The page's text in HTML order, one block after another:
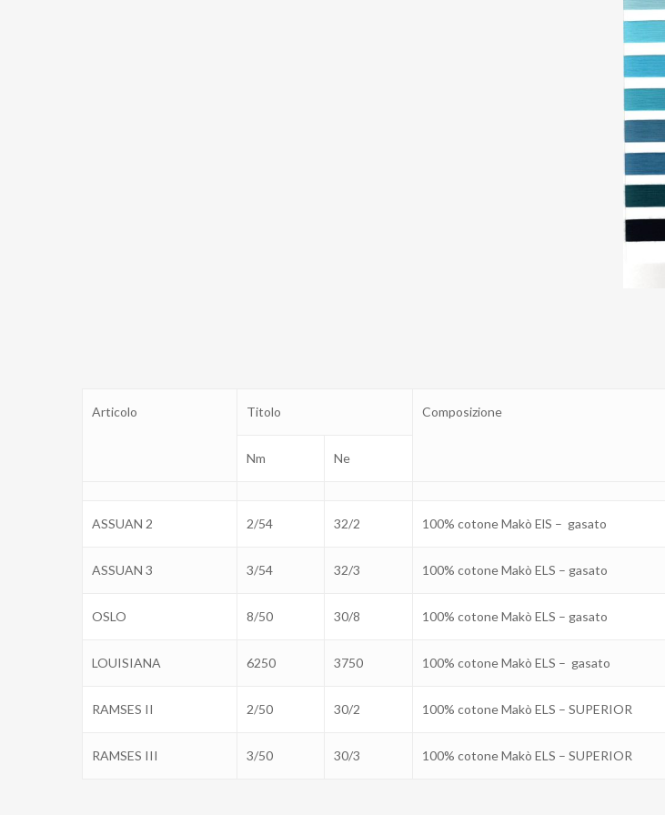
Articolo Titolo Composizione
Nm
Ne
ASSUAN 2 2/54 32/2 100% cotone Makò ElS – gasato
ASSUAN 3 3/54 32/3 100% cotone Makò ELS – gasato
OSLO 8/50 30/8 100% cotone Makò ELS – gasato
LOUISIANA 6250 3750 100% cotone Makò ELS – gasato
RAMSES II 2/50 30/2 100% cotone Makò ELS – SUPERIOR
RAMSES III 3/50 30/3 100% cotone Makò ELS – SUPERIOR